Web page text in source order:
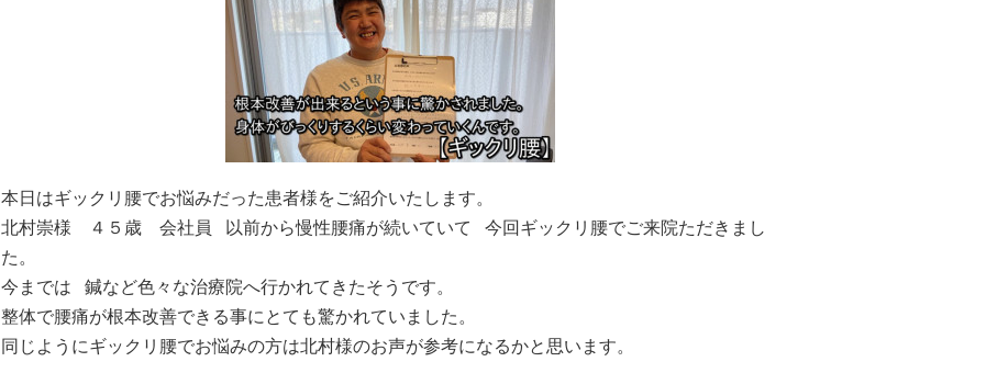
本日はギックリ腰でお悩みだった患者様をご紹介いたします。
北村崇様 ４５歳 会社員 以前から慢性腰痛が続いていて 今回ギックリ腰でご来院ただきまし
た。
今までは 鍼など色々な治療院へ行かれてきたそうです。
整体で腰痛が根本改善できる事にとても驚かれていました。
同じようにギックリ腰でお悩みの方は北村様のお声が参考になるかと思います。